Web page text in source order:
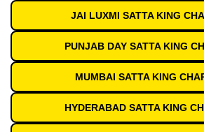
JAI LUXMI SATTA KING
PUNJAB DAY SATTA KING
MUMBAI SATTA KING
HYDERABAD SATTA KING